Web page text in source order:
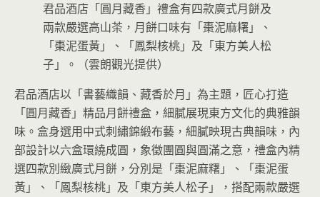
君品酒店「圓月藏香」禮盒有四款廣式月餅及
兩款嚴選高山茶，月餅口味有「棗泥麻糬」、
「棗泥蛋黃」、「鳳梨核桃」及「東方美人松
子」。（雲朗觀光提供）
君品酒店以「書藝織韻、藏香於月」為主題，匠心打造
「圓月藏香」精品月餅禮盒，細膩展現東方文化的典雅韻
味。盒身選用中式刺繡錦緞布藝，細膩映現古典韻味，內
部設計以六盒環繞成圓，象徵團圓與圓滿之意，禮盒內精
選四款別緻廣式月餅，分別是「棗泥麻糬」、「棗泥蛋
黃」、「鳳梨核桃」及「東方美人松子」，搭配兩款嚴選